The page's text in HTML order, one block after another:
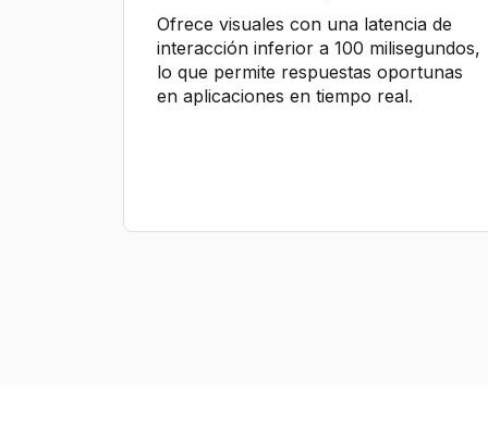
Ofrece visuales con una latencia de
interacción inferior a 100 milisegundos,
lo que permite respuestas oportunas
en aplicaciones en tiempo real.